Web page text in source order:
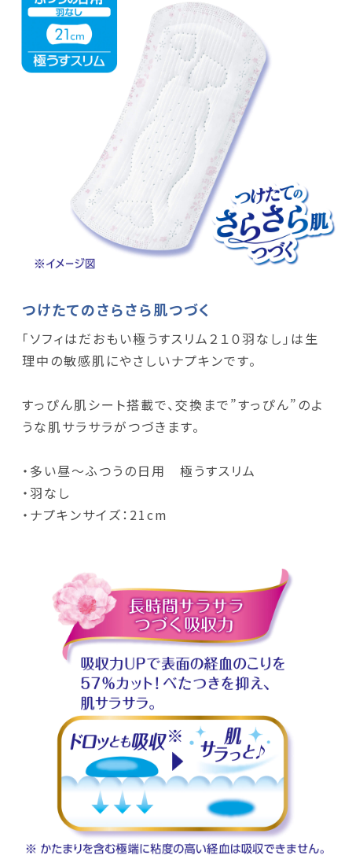
つけたてのさらさら肌つづく
「ソフィはだおもい極うすスリム２１０羽なし」は生
理中の敏感肌にやさしいナプキンです。
すっぴん肌シート搭載で、交換まで”すっぴん”のよ
うな肌サラサラがつづきます。
・多い昼～ふつうの日用 極うすスリム
・羽なし
・ナプキンサイズ：21cm